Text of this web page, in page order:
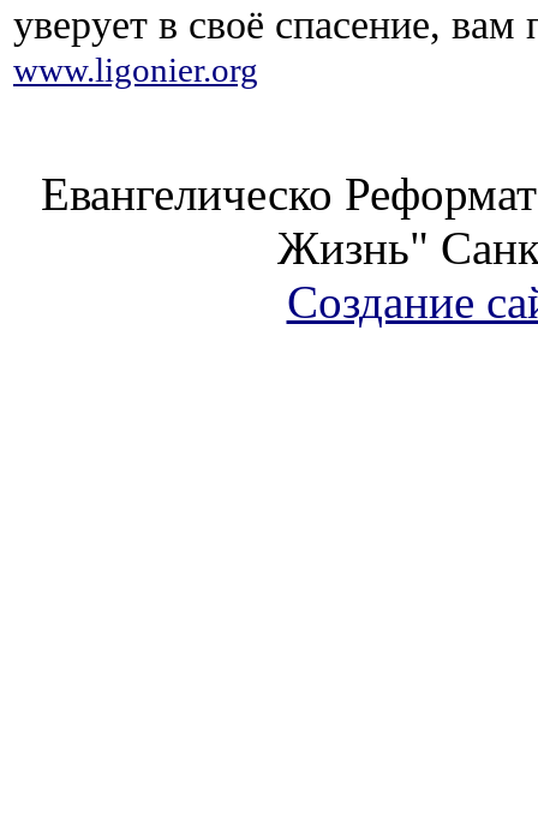
уверует в своё спасение, вам
www.ligonier.org
Евангелическо
Жизнь"
Создание